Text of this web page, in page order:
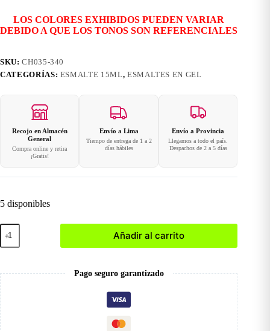
LOS COLORES EXHIBIDOS PUEDEN VARIAR
DEBIDO A QUE LOS TONOS SON REFERENCIALES
SKU:CH035-340
CATEGORÍAS: ESMALTE 15ML, ESMALTES EN GEL
Recojo en Almacén
General
Compra online y retira
¡Gratis!
Envío a Lima
Tiempo de entrega de 1 a 2
días hábiles
Envío a Provincia
Llegamos a todo el país.
Despachos de 2 a 5 días
5 disponibles
340
Esmalte
en
cantidad
Añadir al carrito
Pago seguro garantizado